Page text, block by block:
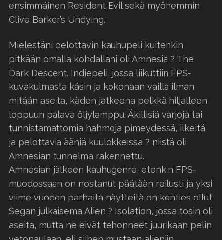
ensimmäinen Resident Evil sekä myöhemmin
Clive Barker’s Undying.
Mielestäni pelottavin kauhupeli kuitenkin
pitkään omalla kohdallani oli Amnesia ? The
Dark Descent. Indiepeli, jossa liikuttiin FPS-
kuvakulmasta käsin ja kokonaan vailla ilman
mitään aseita, käden jatkeena pelkkä hiljalleen
loppuun palava öljylamppu. Äkillisiä varjoja tai
tunnistamattomia hahmoja pimeydessä, ilkeitä
ja pelottavia ääniä kuulokkeissa ? niistä oli
Amnesian tunnelma rakennettu.
Amnesian jälkeen kauhugenre, etenkin FPS-
muodossaan on nostanut päätään reilusti ja yksi
viime vuoden parhaita näytteitä on kenties ollut
Segan julkaisema Alien ? Isolation, jossa tosin oli
aseita, mutta ne eivät tehonneet juurikaan pelin